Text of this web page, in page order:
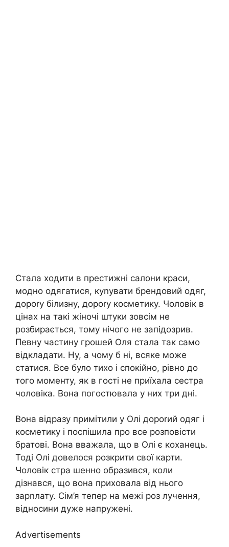
Стала ходити в престижні салони краси,
модно одягатися, куnувати брендовий одяг,
дороrу білизну, дороrу косметику. Чоловік в
цінах на такі жіночі штуки зовсім не
розбирається, тому нічого не запідозрив.
Певну частину грошей Оля стала так само
відкладати. Ну, а чому б ні, всяке може
статися. Все було тихо і спокійно, рівно до
того моменту, як в гості не приїхала сестра
чоловіка. Вона погостювала у них три дні.
Вона відразу примітили у Олі дороrий одяг і
косметику і поспішила про все розповісти
братові. Вона вважала, що в Олі є коханець.
Тоді Олі довелося розкрити свої карти.
Чоловік стра шенно образився, коли
дізнався, що вона приховала від нього
зарnлату. Сім’я тепер на межі роз лучення,
відносини дуже напружені.
Advertisements